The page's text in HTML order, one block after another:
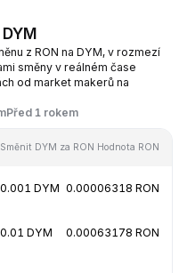
z RON na DYM, v rozmezí
směny v reálném čase
od market makerů na
Před 1 rokem
Směnit DYM za RON Hodnota RON
0.001 DYM 0.00006318 RON
0.01 DYM 0.00063178 RON